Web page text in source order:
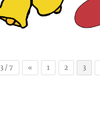
3 / 7 « 1 2 3